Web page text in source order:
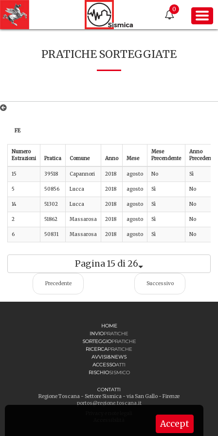
0
PRATICHE SORTEGGIATE
FE
Numero
Estrazioni
Pratica Comune Anno Mese
Mese
Precendente
Anno
Precedente
15 39518 Capannori 2018 agosto No Sì
5 50856 Lucca 2018 agosto Sì No
14 51302 Lucca 2018 agosto Sì No
2 51862 Massarosa 2018 agosto Sì No
6 50831 Massarosa 2018 agosto Sì No
Pagina 15 di 26
Precedente Successivo
Accept
HOME
INVIOPRATICHE
SORTEGGIOPRATICHE
RICERCAPRATICHE
AVVISI&NEWS
ACCESSOATTI
RISCHIOSISMICO
CONTATTI
Regione Toscana - Settore Sismica - via San Gallo - Firenze
portos@regione.toscana.it